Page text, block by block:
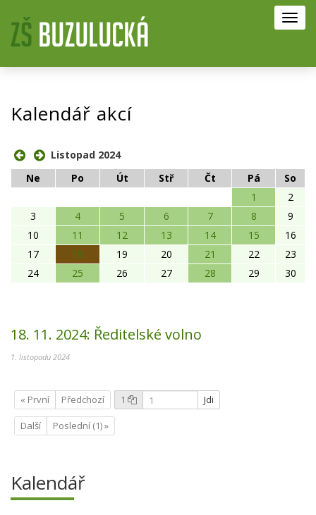
Kalendář akcí
Listopad 2024
Ne
Po Út Stř Čt Pá
So
1
2
3
4 5 6 7 8
9
10
11 12 13 14 15
16
17
18 19 20 21 22
23
24
25 26 27 28 29 30
18. 11. 2024: Ředitelské volno
1. listopadu 2024
« První Předchozí 1 Jdi
Další Poslední (1) »
Kalendář